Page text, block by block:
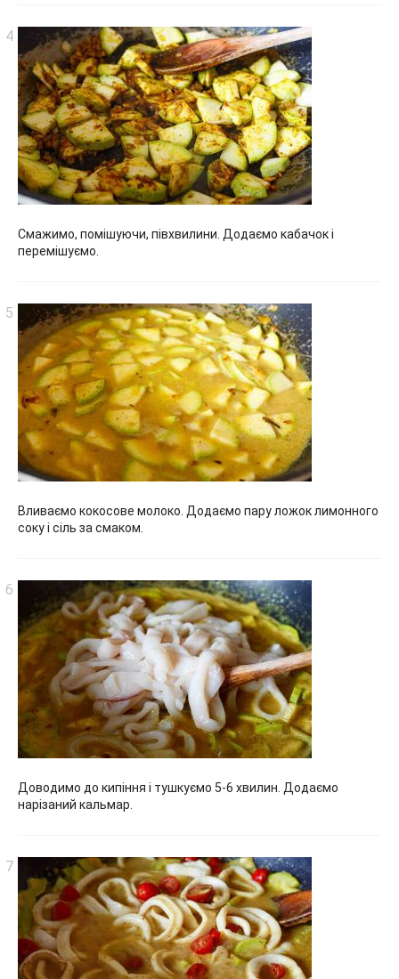
Смажимо, помішуючи, півхвилини. Додаємо кабачок і
перемішуємо.
Вливаємо кокосове молоко. Додаємо пару ложок лимонного
соку і сіль за смаком.
Доводимо до кипіння і тушкуємо 5-6 хвилин. Додаємо
нарізаний кальмар.